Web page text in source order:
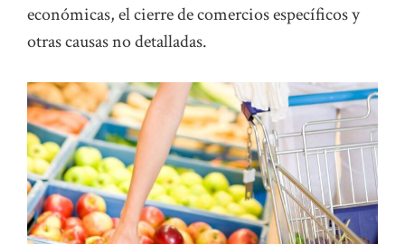
económicas, el cierre de comercios específicos y
otras causas no detalladas.